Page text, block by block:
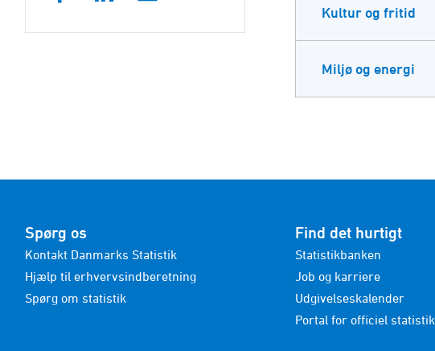
Kultur og fritid
Miljø og energi
Spørg os
Kontakt Danmarks Statistik
Hjælp til erhvervsindberetning
Spørg om statistik
Find det hurtigt
Statistikbanken
Job og karriere
Udgivelseskalender
Portal for officiel statistik